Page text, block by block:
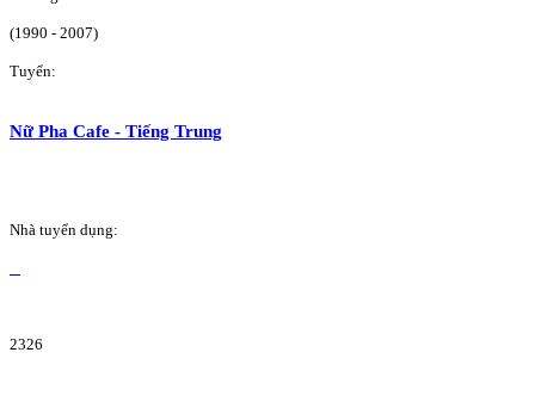
(1990 - 2007)
Tuyển:
Nữ Pha Cafe - Tiếng Trung
Nhà tuyển dụng:
2326